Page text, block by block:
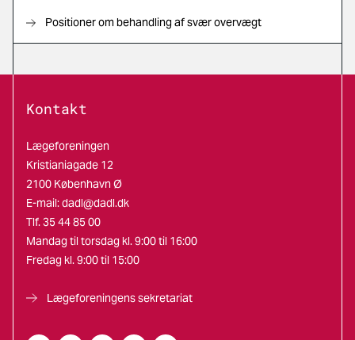
Positioner om behandling af svær overvægt
Kontakt
Lægeforeningen
Kristianiagade 12
2100 København Ø
E-mail:dadl@dadl.dk
Tlf. 35 44 85 00
Mandag til torsdag kl. 9:00 til 16:00
Fredag kl. 9:00 til 15:00
Lægeforeningens sekretariat